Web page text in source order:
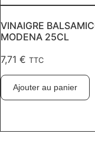
VINAIGRE
MODENA 25CL
7,71 € TTC
Ajouter au panier